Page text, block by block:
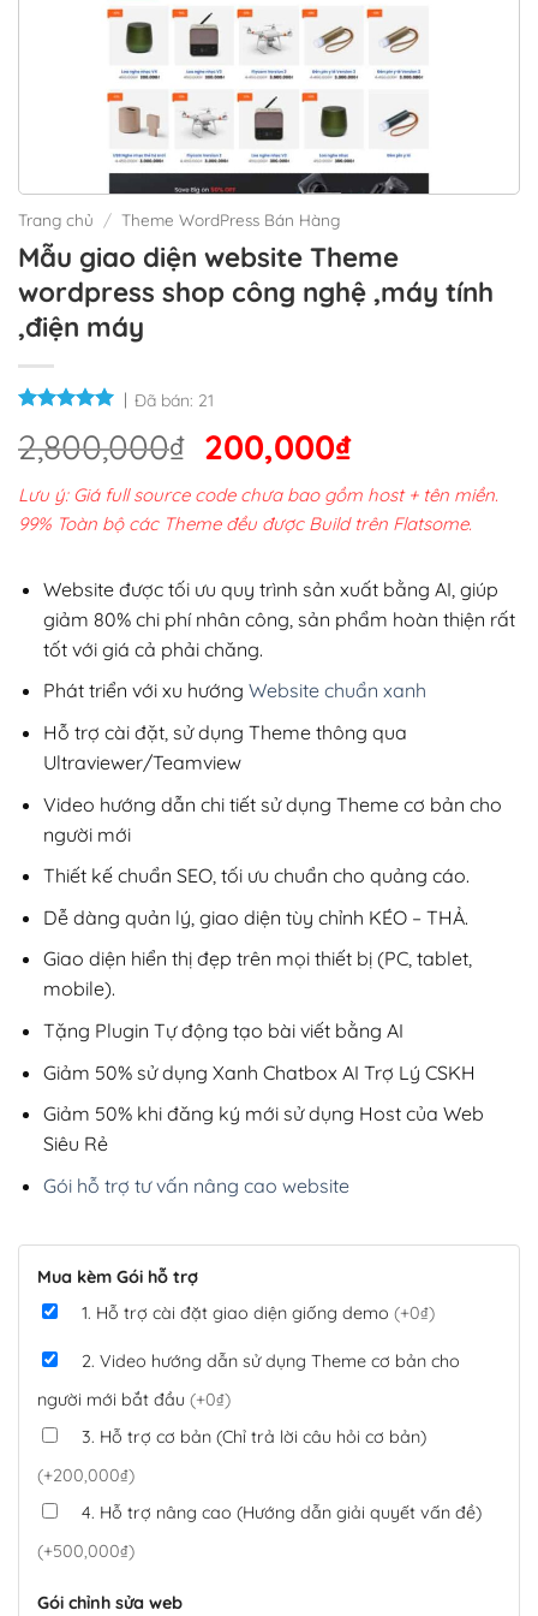
Trang chủ / Theme WordPress Bán Hàng
Mẫu giao diện website Theme
wordpress shop công nghệ ,máy tính
,điện máy
Đã bán: 21
2,800,000₫ Giá
gốc
là:
2,800,000₫.
200,000₫Giá
hiện
tại
200,000₫.
Lưu ý: Giá full source code chưa bao gồm host + tên miền.
99% Toàn bộ các Theme đều được Build trên Flatsome.
Website được tối ưu quy trình sản xuất bằng AI, giúp
giảm 80% chi phí nhân công, sản phẩm hoàn thiện rất
tốt với giá cả phải chăng.
Phát triển với xu hướng Website chuẩn xanh
Hỗ trợ cài đặt, sử dụng Theme thông qua
Ultraviewer/Teamview
Video hướng dẫn chi tiết sử dụng Theme cơ bản cho
người mới
Thiết kế chuẩn SEO, tối ưu chuẩn cho quảng cáo.
Dễ dàng quản lý, giao diện tùy chỉnh KÉO – THẢ.
Giao diện hiển thị đẹp trên mọi thiết bị (PC, tablet,
mobile).
Tặng Plugin Tự động tạo bài viết bằng AI
Giảm 50% sử dụng Xanh Chatbox AI Trợ Lý CSKH
Giảm 50% khi đăng ký mới sử dụng Host của Web
Siêu Rẻ
Gói hỗ trợ tư vấn nâng cao website
Mua kèm Gói hỗ trợ
1. Hỗ trợ cài đặt giao diện giống demo (+0₫)
2. Video hướng dẫn sử dụng Theme cơ bản cho
người mới bắt đầu (+0₫)
3. Hỗ trợ cơ bản (Chỉ trả lời câu hỏi cơ bản)
(+200,000₫)
4. Hỗ trợ nâng cao (Hướng dẫn giải quyết vấn đề)
(+500,000₫)
Gói chỉnh sửa web